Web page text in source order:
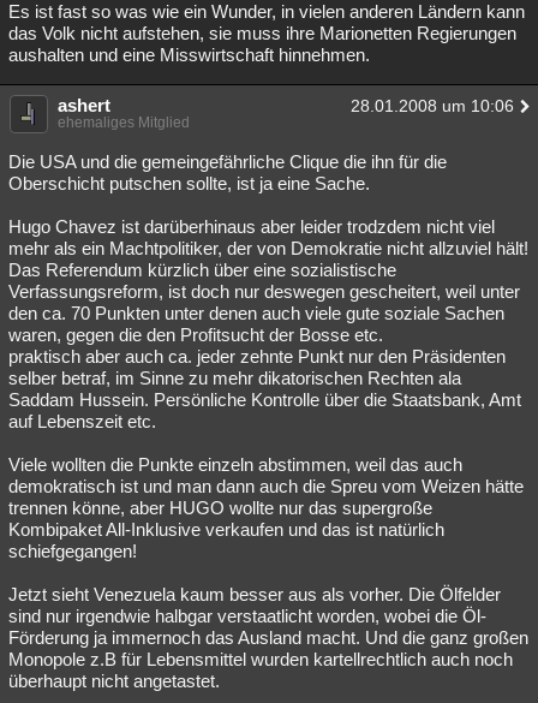
Es ist fast so was wie ein Wunder, in vielen anderen Ländern kann
das Volk nicht aufstehen, sie muss ihre Marionetten Regierungen
aushalten und eine Misswirtschaft hinnehmen.
ashert 28.01.2008 um 10:06
ehemaliges Mitglied
Die USA und die gemeingefährliche Clique die ihn für die
Oberschicht putschen sollte, ist ja eine Sache.
Hugo Chavez ist darüberhinaus aber leider trodzdem nicht viel
mehr als ein Machtpolitiker, der von Demokratie nicht allzuviel hält!
Das Referendum kürzlich über eine sozialistische
Verfassungsreform, ist doch nur deswegen gescheitert, weil unter
den ca. 70 Punkten unter denen auch viele gute soziale Sachen
waren, gegen die den Profitsucht der Bosse etc.
praktisch aber auch ca. jeder zehnte Punkt nur den Präsidenten
selber betraf, im Sinne zu mehr dikatorischen Rechten ala
Saddam Hussein. Persönliche Kontrolle über die Staatsbank, Amt
auf Lebenszeit etc.
Viele wollten die Punkte einzeln abstimmen, weil das auch
demokratisch ist und man dann auch die Spreu vom Weizen hätte
trennen könne, aber HUGO wollte nur das supergroße
Kombipaket All-Inklusive verkaufen und das ist natürlich
schiefgegangen!
Jetzt sieht Venezuela kaum besser aus als vorher. Die Ölfelder
sind nur irgendwie halbgar verstaatlicht worden, wobei die Öl-
Förderung ja immernoch das Ausland macht. Und die ganz großen
Monopole z.B für Lebensmittel wurden kartellrechtlich auch noch
überhaupt nicht angetastet.